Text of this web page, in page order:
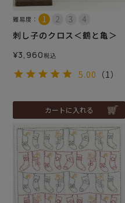
難易度：
刺し子のクロス＜鶴と亀＞
¥3,960税込
5.00 （1）
カートに入れる